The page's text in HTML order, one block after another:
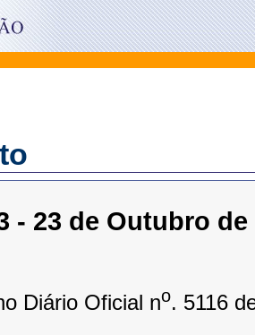
- 23 de Outubro de
Diário Oficial no. 5116